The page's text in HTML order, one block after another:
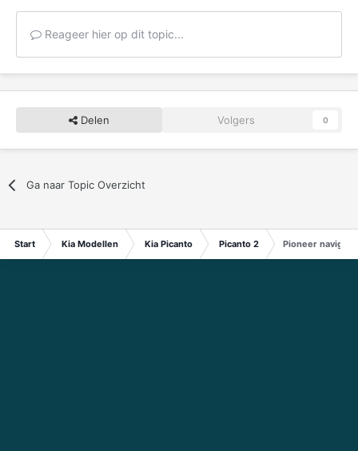
Reageer hier op dit topic...
Delen Volgers 0
Ga naar Topic Overzicht
Start Kia Modellen Kia Picanto Picanto 2 Pioneer navigatie